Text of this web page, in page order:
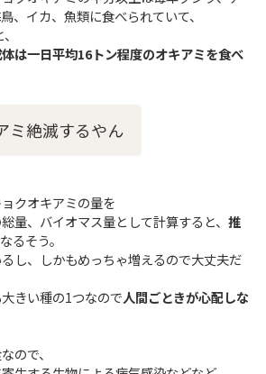
、イカ、魚類に食べられていて、
は一日平均16トン程度のオキアミを食べ
ミ絶滅するやん
クオキアミの量を
量、バイオマス量として計算すると、 推
るそう。
し、しかもめっちゃ増えるので大丈夫だ
きい種の1つなので人間ごときが心配しな
ので、